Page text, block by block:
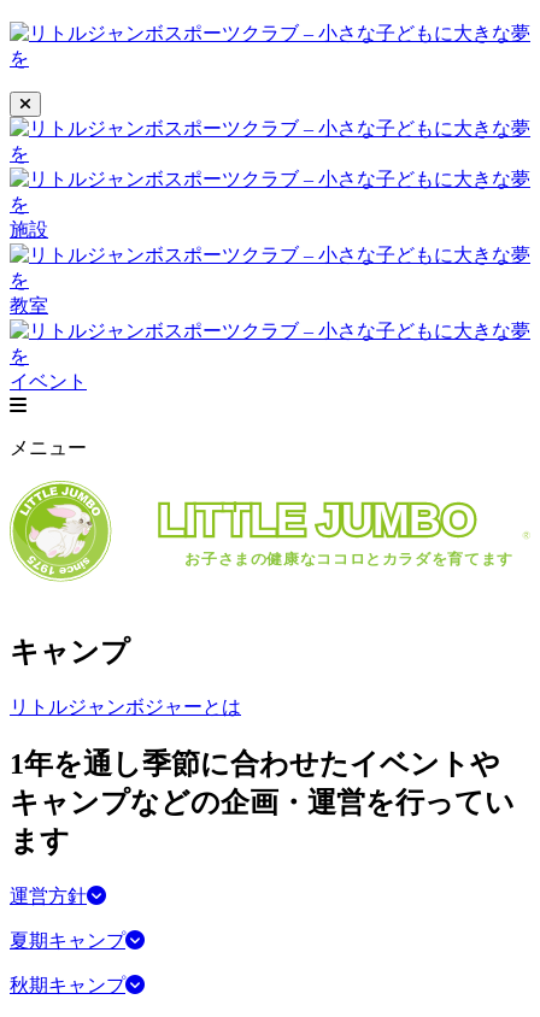
施設
教室
イベント
メニュー
キャンプ
リトルジャンボジャーとは
1年を通し季節に合わせたイベントや
キャンプなどの企画・運営を行ってい
ます
運営方針
夏期キャンプ
秋期キャンプ